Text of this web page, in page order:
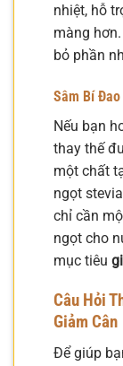
nhiệt, hỗ
màng
bỏ phần
Sâm Bí
Nếu bạn
thay thế
một chất
ngọt
chỉ cần
ngọt cho
mục tiêu
Câu Hỏi
Giảm Cân
Để giúp